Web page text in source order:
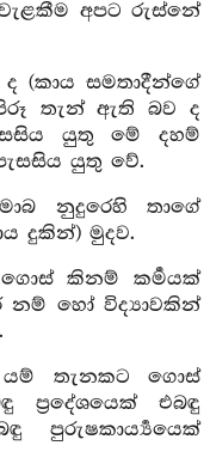
අපට රුස්නේ
(කාය සමතාදීන්ගේ
තැන් ඇති බව ද
යුතු මේ දහම්
යුතු වේ.
නුදුරෙහි තාගේ
දුකින්) මුදව.
කිනම් කර්‍මයක්
නම් හෝ විද්‍යාවකින්
යම් තැනකට ගොස්
ප්‍රදේශයෙක් එබඳු
පුරුෂකාර්‍ය්‍යයෙක්